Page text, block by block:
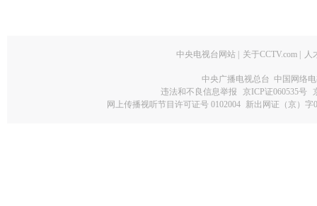
中央电视台网站 关于CCTV.com 人
中央广播电视总台 中国网络
违法和不良信息举报
京ICP证060535号
网上传播视听节目许可证号 0102004 新出网证（京）